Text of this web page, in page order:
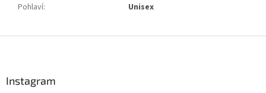
Pohlaví: Unisex
Instagram